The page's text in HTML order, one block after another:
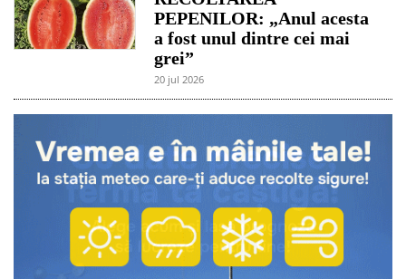
PEPENILOR: „Anul acesta
a fost unul dintre cei mai
grei”
20 jul 2026